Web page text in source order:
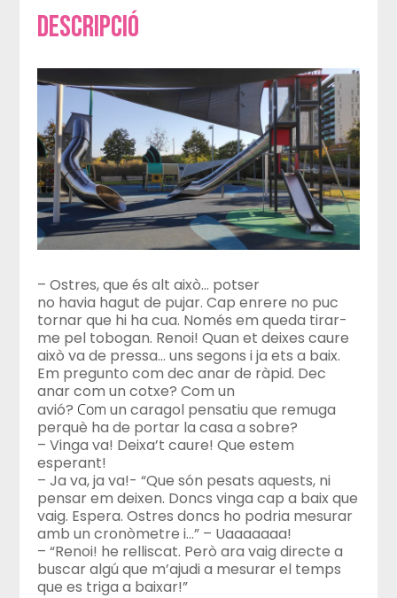
Descripció
– Ostres, que és alt això… potser
no havia hagut de pujar. Cap enrere no puc
tornar que hi ha cua. Només em queda tirar-
me pel tobogan. Renoi! Quan et deixes caure
això va de pressa… uns segons i ja ets a baix.
Em pregunto com dec anar de ràpid. Dec
anar com un cotxe? Com un
avió? Com un caragol pensatiu que remuga
perquè ha de portar la casa a sobre?
– Vinga va! Deixa’t caure! Que estem
esperant!
– Ja va, ja va!- “Que són pesats aquests, ni
pensar em deixen. Doncs vinga cap a baix que
vaig. Espera. Ostres doncs ho podria mesurar
amb un cronòmetre i…” – Uaaaaaaa!
– “Renoi! he relliscat. Però ara vaig directe a
buscar algú que m’ajudi a mesurar el temps
que es triga a baixar!”